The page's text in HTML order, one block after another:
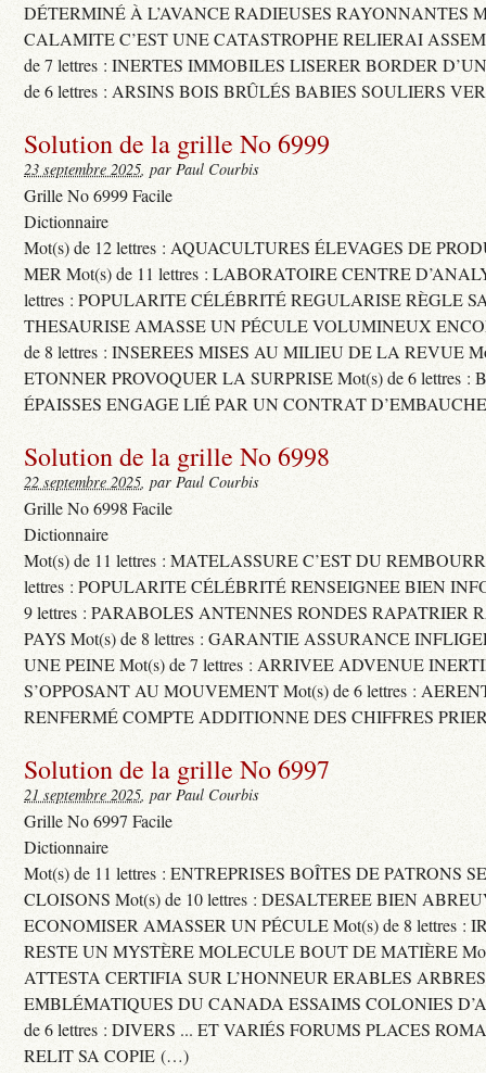
DÉTERMINÉ À L’AVANCE RADIEUSES RAYONNANTES
CALAMITE C’EST UNE CATASTROPHE RELIERAI
de 7 lettres : INERTES IMMOBILES LISERER BORDER
de 6 lettres : ARSINS BOIS BRÛLÉS BABIES SOULIERS
Solution de la grille No 6999
23 septembre 2025, par Paul Courbis
Grille No 6999 Facile
Dictionnaire
Mot(s) de 12 lettres : AQUACULTURES ÉLEVAGES DE
MER Mot(s) de 11 lettres : LABORATOIRE CENTRE
lettres : POPULARITE CÉLÉBRITÉ REGULARISE RÈGLE
THESAURISE AMASSE UN PÉCULE VOLUMINEUX
de 8 lettres : INSEREES MISES AU MILIEU DE LA REVUE
ETONNER PROVOQUER LA SURPRISE Mot(s) de 6 lettres :
ÉPAISSES ENGAGE LIÉ PAR UN CONTRAT
Solution de la grille No 6998
22 septembre 2025, par Paul Courbis
Grille No 6998 Facile
Dictionnaire
Mot(s) de 11 lettres : MATELASSURE C’EST DU
lettres : POPULARITE CÉLÉBRITÉ RENSEIGNEE BIEN
9 lettres : PARABOLES ANTENNES RONDES RAPATRIER
PAYS Mot(s) de 8 lettres : GARANTIE ASSURANCE
UNE PEINE Mot(s) de 7 lettres : ARRIVEE ADVENUE
S’OPPOSANT AU MOUVEMENT Mot(s) de 6 lettres :
RENFERMÉ COMPTE ADDITIONNE DES CHIFFRES
Solution de la grille No 6997
21 septembre 2025, par Paul Courbis
Grille No 6997 Facile
Dictionnaire
Mot(s) de 11 lettres : ENTREPRISES BOÎTES DE PATRONS
CLOISONS Mot(s) de 10 lettres : DESALTEREE BIEN
ECONOMISER AMASSER UN PÉCULE Mot(s) de 8 lettres :
RESTE UN MYSTÈRE MOLECULE BOUT DE MATIÈRE
ATTESTA CERTIFIA SUR L’HONNEUR ERABLES ARBRES
EMBLÉMATIQUES DU CANADA ESSAIMS COLONIES
de 6 lettres : DIVERS ... ET VARIÉS FORUMS PLACES
RELIT SA COPIE (…)